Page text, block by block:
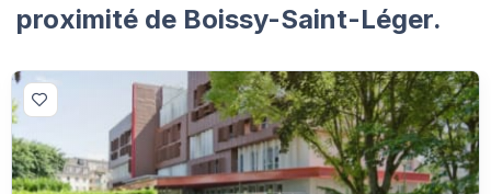
proximité de Boissy-Saint-Léger.